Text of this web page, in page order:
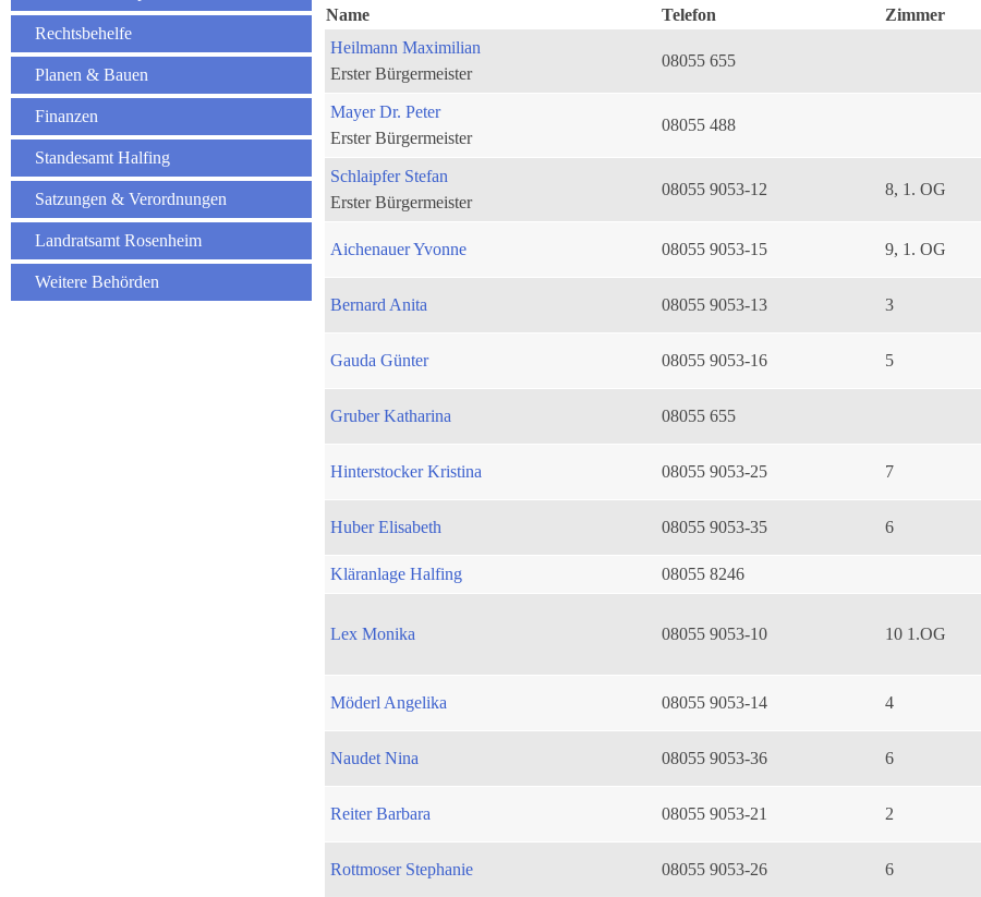
Rechtsbehelfe
Planen & Bauen
Finanzen
Standesamt Halfing
Satzungen & Verordnungen
Landratsamt Rosenheim
Weitere Behörden
Name
Telefon Zimmer
Heilmann Maximilian
Erster Bürgermeister
08055 655
Mayer Dr. Peter
Erster Bürgermeister
08055 488
Schlaipfer Stefan
Erster Bürgermeister
08055 9053-12 8, 1. OG
Aichenauer Yvonne 08055 9053-15 9, 1. OG
Bernard Anita 08055 9053-13 3
Gauda Günter 08055 9053-16 5
Gruber Katharina 08055 655
Hinterstocker Kristina 08055 9053-25 7
Huber Elisabeth 08055 9053-35 6
Kläranlage Halfing
08055 8246
Lex Monika 08055 9053-10
10 1.OG
Möderl Angelika 08055 9053-14 4
Naudet Nina 08055 9053-36 6
Reiter Barbara 08055 9053-21 2
Rottmoser Stephanie 08055 9053-26 6